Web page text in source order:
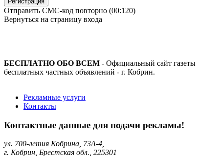
Отправить СМС-код повторно (00:120)
Вернуться на страницу входа
БЕСПЛАТНО ОБО ВСЕМ - Официальный сайт газеты
бесплатных частных объявлений - г. Кобрин.
Рекламные услуги
Контакты
Контактные данные для подачи рекламы!
ул. 700-летия Кобрина, 73А-4,
г. Кобрин, Брестская обл., 225301